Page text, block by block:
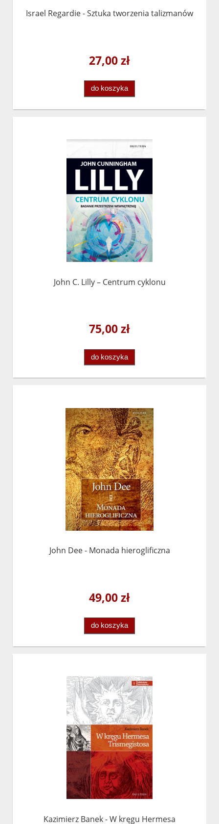
Israel Regardie - Sztuka tworzenia talizmanów
27,00 zł
do koszyka
John C. Lilly – Centrum cyklonu
75,00 zł
do koszyka
John Dee - Monada hieroglificzna
49,00 zł
do koszyka
Kazimierz Banek - W kręgu Hermesa